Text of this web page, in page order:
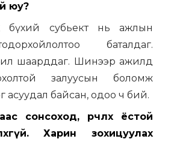
юу?
бүхий субьект нь ажлын
баталдаг.
шаарддаг. Шинээр ажилд
залуусын боломж
асуудал байсан, одоо ч бий.
сонсоход, өөрчлөх ёстой
Харин зохицуулах